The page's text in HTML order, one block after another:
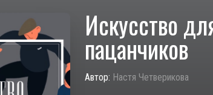
Искусство
пацанчиков
Автор: Настя Четверикова